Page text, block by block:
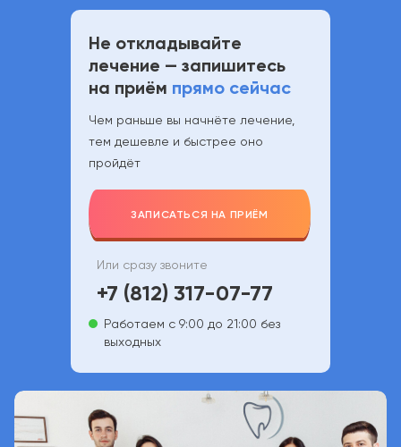
Не откладывайте
лечение — запишитесь
на приём прямо сейчас
Чем раньше вы начнёте лечение,
тем дешевле и быстрее оно
пройдёт
ЗАПИСАТЬСЯ НА ПРИЁМ
Или сразу звоните
+7 (812) 317-07-77
Работаем с 9:00 до 21:00 без
выходных